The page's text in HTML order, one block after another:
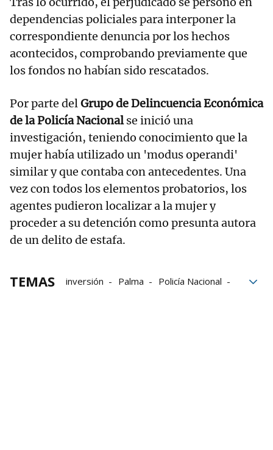
dependencias policiales para interponer la
correspondiente denuncia por los hechos
acontecidos, comprobando previamente que
los fondos no habían sido rescatados.
Por parte delGrupo de Delincuencia Económica
de la Policía Nacionalse inició una
investigación, teniendo conocimiento que la
mujer había utilizado un 'modus operandi'
similar y que contaba con antecedentes. Una
vez con todos los elementos probatorios, los
agentes pudieron localizar a la mujer y
proceder a su detención como presunta autora
de un delito de estafa.
TEMAS inversión Palma
Policía Nacional